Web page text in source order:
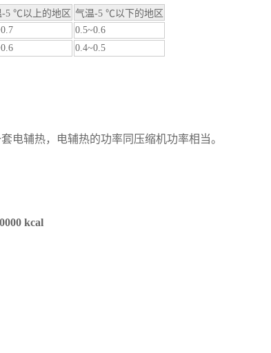
-5 ℃以上的地区 气温-5 ℃以下的地区
0.5~0.6
0.4~0.5
电辅热，电辅热的功率同压缩机功率相当。
kcal